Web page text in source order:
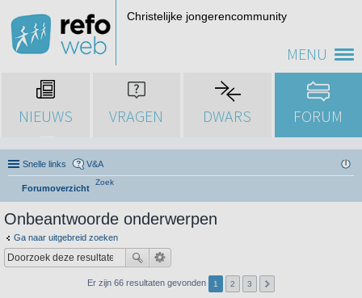
MENU
Christelijke jongerencommunity
NIEUWS VRAGEN DWARS FORUM
Snelle links V&A
Forumoverzicht
Zoek
Onbeantwoorde onderwerpen
Ga naar uitgebreid zoeken
Er zijn 66 resultaten gevonden 1 2 3